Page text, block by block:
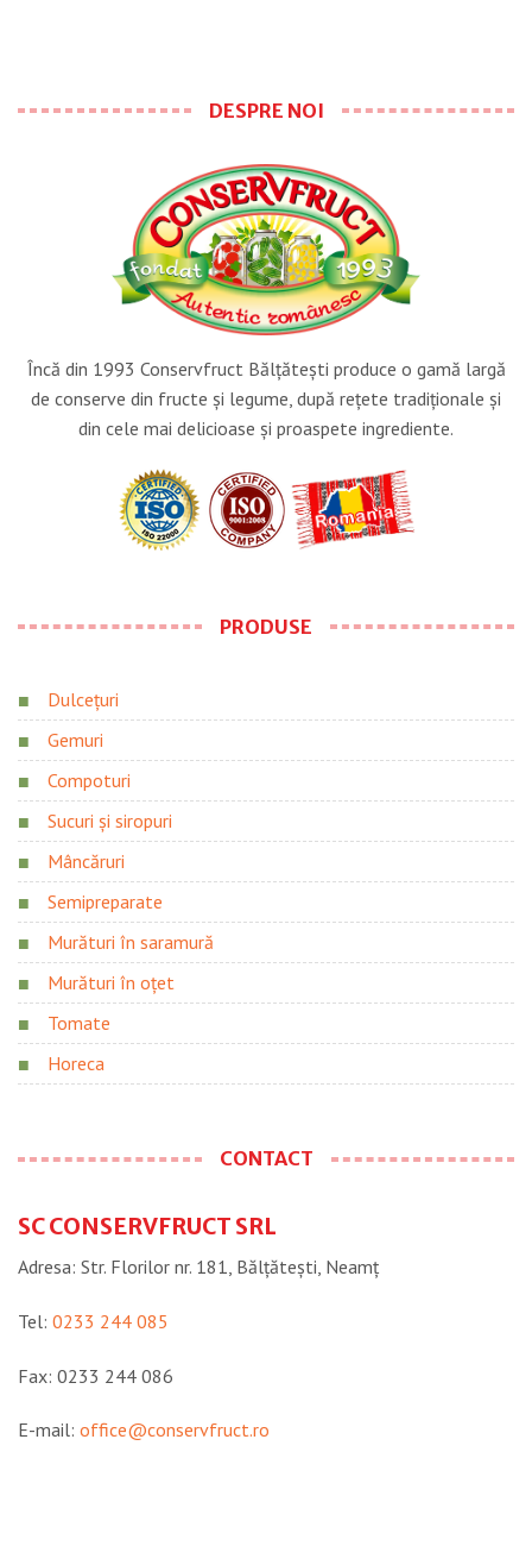
DESPRE NOI
Încă din 1993 Conservfruct Bălţăteşti produce o gamă largă
de conserve din fructe şi legume, după reţete tradiţionale şi
din cele mai delicioase şi proaspete ingrediente.
PRODUSE
Dulcețuri
Gemuri
Compoturi
Sucuri și siropuri
Mâncăruri
Semipreparate
Murături în saramură
Murături în oțet
Tomate
Horeca
CONTACT
SC CONSERVFRUCT SRL
Adresa: Str. Florilor nr. 181, Bălțătești, Neamţ
Tel: 0233 244 085
Fax: 0233 244 086
E-mail: office@conservfruct.ro